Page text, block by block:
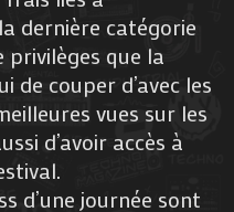
dernière catégorie
que la
de couper d’avec les
vues sur les
d’avoir accès à
d’une journée sont